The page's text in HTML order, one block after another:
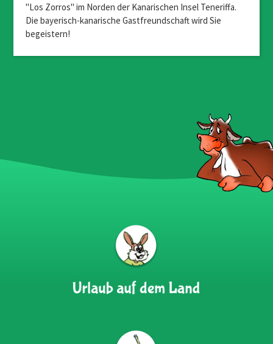
"Los Zorros" im Norden der Kanarischen Insel Teneriffa.
Die bayerisch-kanarische Gastfreundschaft wird Sie
begeistern!